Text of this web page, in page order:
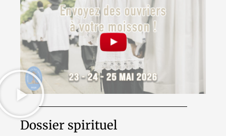
Dossier spirituel